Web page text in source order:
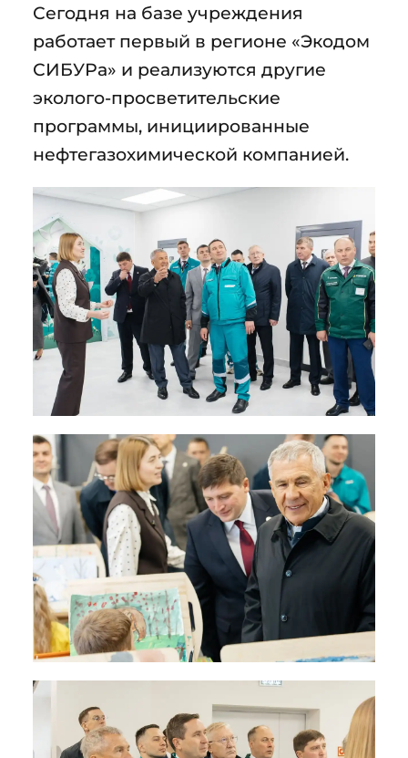
Сегодня на базе учреждения
работает первый в регионе «Экодом
СИБУРа» и реализуются другие
эколого-просветительские
программы, инициированные
нефтегазохимической компанией.